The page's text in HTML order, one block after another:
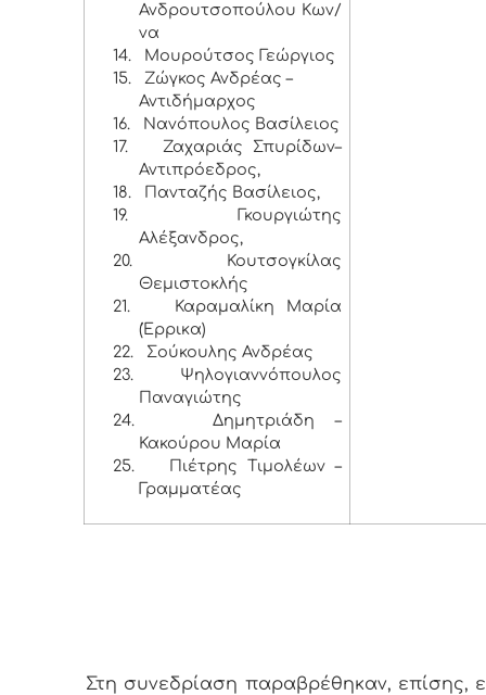
Ανδρουτσοπούλου Κων/
να
14.
Μουρούτσος Γεώργιος
15.
Ζώγκος Ανδρέας –
Αντιδήμαρχος
16.
Νανόπουλος Βασίλειος
17.
Ζαχαριάς Σπυρίδων–
Αντιπρόεδρος,
18.
Πανταζής Βασίλειος,
19.
Γκουργιώτης
Αλέξανδρος,
20.
Κουτσογκίλας
Θεμιστοκλής
21.
Καραμαλίκη Μαρία
(Έρρικα)
22.
Σούκουλης Ανδρέας
23.
Ψηλογιαννόπουλος
Παναγιώτης
24.
Δημητριάδη –
Κακούρου Μαρία
25.
Πιέτρης Τιμολέων –
Γραμματέας
Στη συνεδρίαση παραβρέθηκαν, επίσης,